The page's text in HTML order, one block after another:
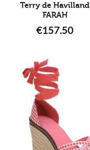
Terry de Havilland
FARAH
€157.50